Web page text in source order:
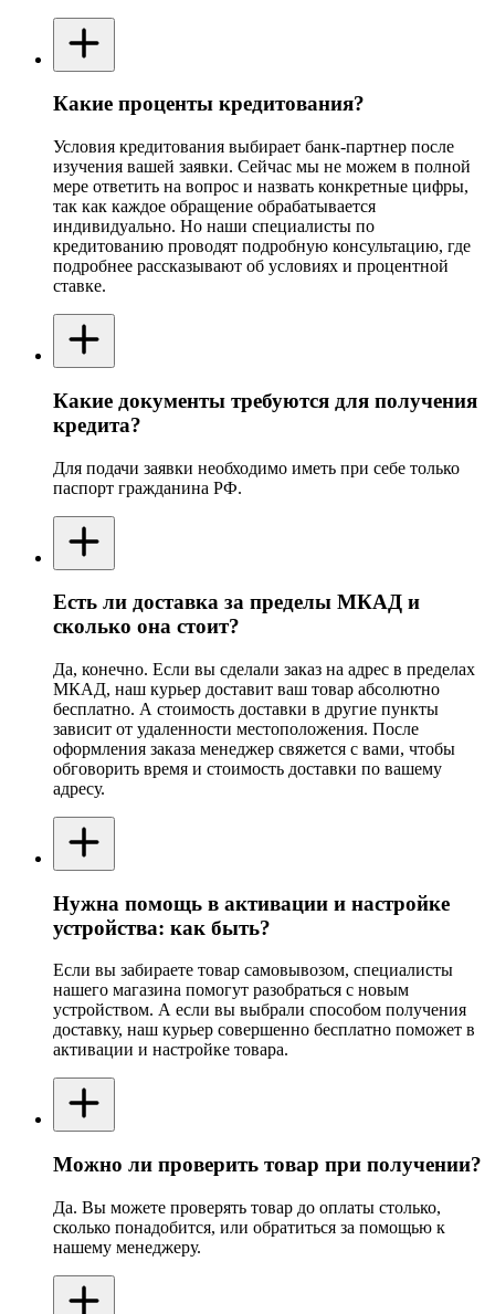
Какие проценты кредитования?
Условия кредитования выбирает банк-партнер после
изучения вашей заявки. Сейчас мы не можем в полной
мере ответить на вопрос и назвать конкретные цифры,
так как каждое обращение обрабатывается
индивидуально. Но наши специалисты по
кредитованию проводят подробную консультацию, где
подробнее рассказывают об условиях и процентной
ставке.
Какие документы требуются для получения
кредита?
Для подачи заявки необходимо иметь при себе только
паспорт гражданина РФ.
Есть ли доставка за пределы МКАД и
сколько она стоит?
Да, конечно. Если вы сделали заказ на адрес в пределах
МКАД, наш курьер доставит ваш товар абсолютно
бесплатно. А стоимость доставки в другие пункты
зависит от удаленности местоположения. После
оформления заказа менеджер свяжется с вами, чтобы
обговорить время и стоимость доставки по вашему
адресу.
Нужна помощь в активации и настройке
устройства: как быть?
Если вы забираете товар самовывозом, специалисты
нашего магазина помогут разобраться с новым
устройством. А если вы выбрали способом получения
доставку, наш курьер совершенно бесплатно поможет в
активации и настройке товара.
Можно ли проверить товар при получении?
Да. Вы можете проверять товар до оплаты столько,
сколько понадобится, или обратиться за помощью к
нашему менеджеру.